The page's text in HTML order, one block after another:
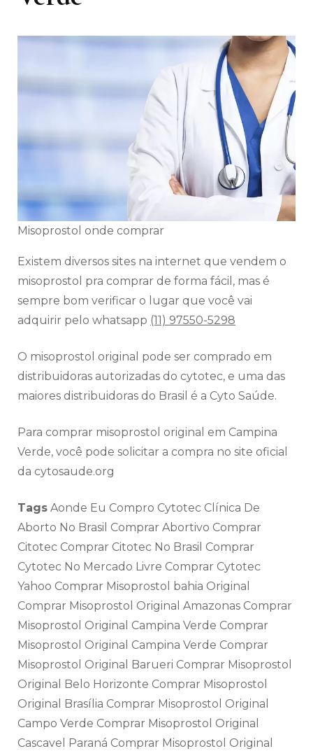
Misoprostol onde comprar
Existem diversos sites na internet que vendem o
misoprostol pra comprar de forma fácil, mas é
sempre bom verificar o lugar que você vai
adquirir pelo whatsapp (11) 97550-5298
O misoprostol original pode ser comprado em
distribuidoras autorizadas do cytotec, e uma das
maiores distribuidoras do Brasil é a Cyto Saúde.
Para comprar misoprostol original em Campina
Verde, você pode solicitar a compra no site oficial
da cytosaude.org
Tags Aonde Eu Compro Cytotec Clínica De
Aborto No Brasil Comprar Abortivo Comprar
Citotec Comprar Citotec No Brasil Comprar
Cytotec No Mercado Livre Comprar Cytotec
Yahoo Comprar Misoprostol bahia Original
Comprar Misoprostol Original Amazonas Comprar
Misoprostol Original Campina Verde Comprar
Misoprostol Original Campina Verde Comprar
Misoprostol Original Barueri Comprar Misoprostol
Original Belo Horizonte Comprar Misoprostol
Original Brasília Comprar Misoprostol Original
Campo Verde Comprar Misoprostol Original
Cascavel Paraná Comprar Misoprostol Original